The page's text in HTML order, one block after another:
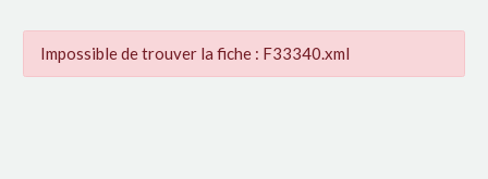
Impossible de trouver la fiche : F33340.xml